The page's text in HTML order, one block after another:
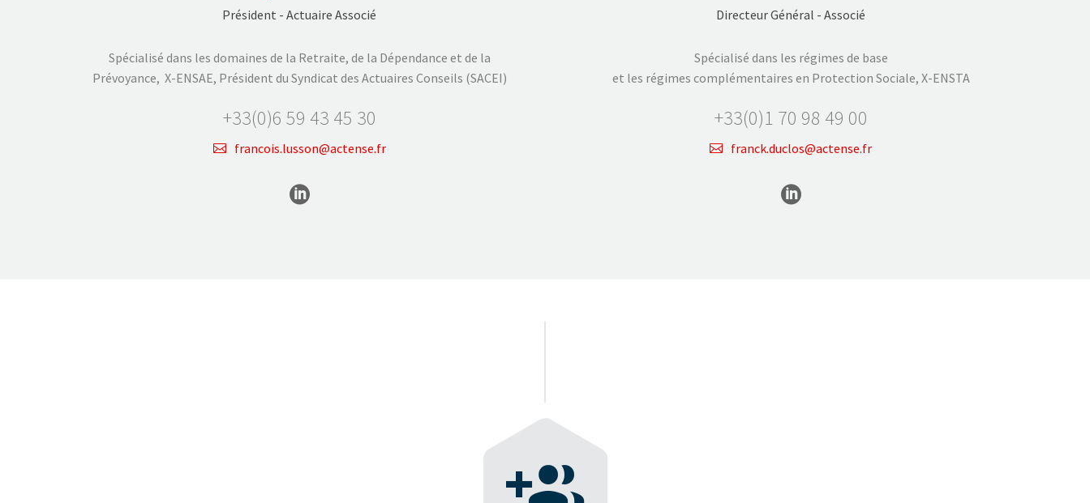
Président - Actuaire Associé
Spécialisé dans les domaines de la Retraite, de la Dépendance et de la
Prévoyance, X-ENSAE, Président du Syndicat des Actuaires Conseils (SACEI)
+33(0)6 59 43 45 30
francois.lusson@actense.fr
Directeur Général - Associé
Spécialisé dans les régimes de base
et les régimes complémentaires en Protection Sociale, X-ENSTA
+33(0)1 70 98 49 00
franck.duclos@actense.fr